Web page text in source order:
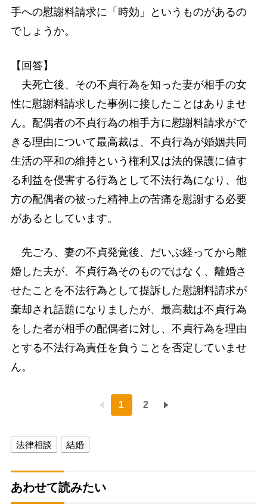
手への慰謝料請求に「時効」というものがあるの
でしょうか。
【回答】
夫死亡後、その不貞行為を知った妻が相手の女
性に慰謝料請求した事例に接したことはありませ
ん。配偶者の不貞行為の相手方に慰謝料請求がで
きる理由について最高裁は、不貞行為が婚姻共同
生活の平和の維持という権利又は法的保護に値す
る利益を侵害する行為として不法行為になり、他
方の配偶者の被った精神上の苦痛を慰謝する必要
があるとしています。
先ごろ、妻の不貞発覚後、だいぶ経ってから離
婚した夫が、不貞行為そのものではなく、離婚さ
せたことを不法行為として提訴した慰謝料請求が
棄却され話題になりましたが、最高裁は不貞行為
をした者が相手の配偶者に対し、不貞行為を理由
とする不法行為責任を負うことを否定していませ
ん。
1 2
法律相談 結婚
あわせて読みたい